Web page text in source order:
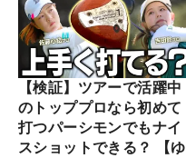
【検証】ツアーで活躍中
のトッププロなら初めて
打つパーシモンでもナイ
スショットできる？ 【ゆ